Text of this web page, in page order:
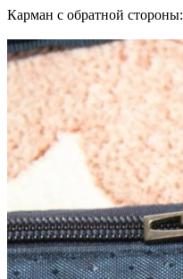
Карман с обратной стороны: